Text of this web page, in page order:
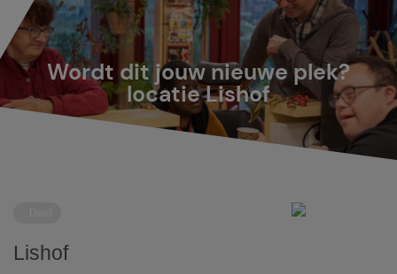
Wordt dit jouw nieuwe plek?
locatie Lishof
Lishof